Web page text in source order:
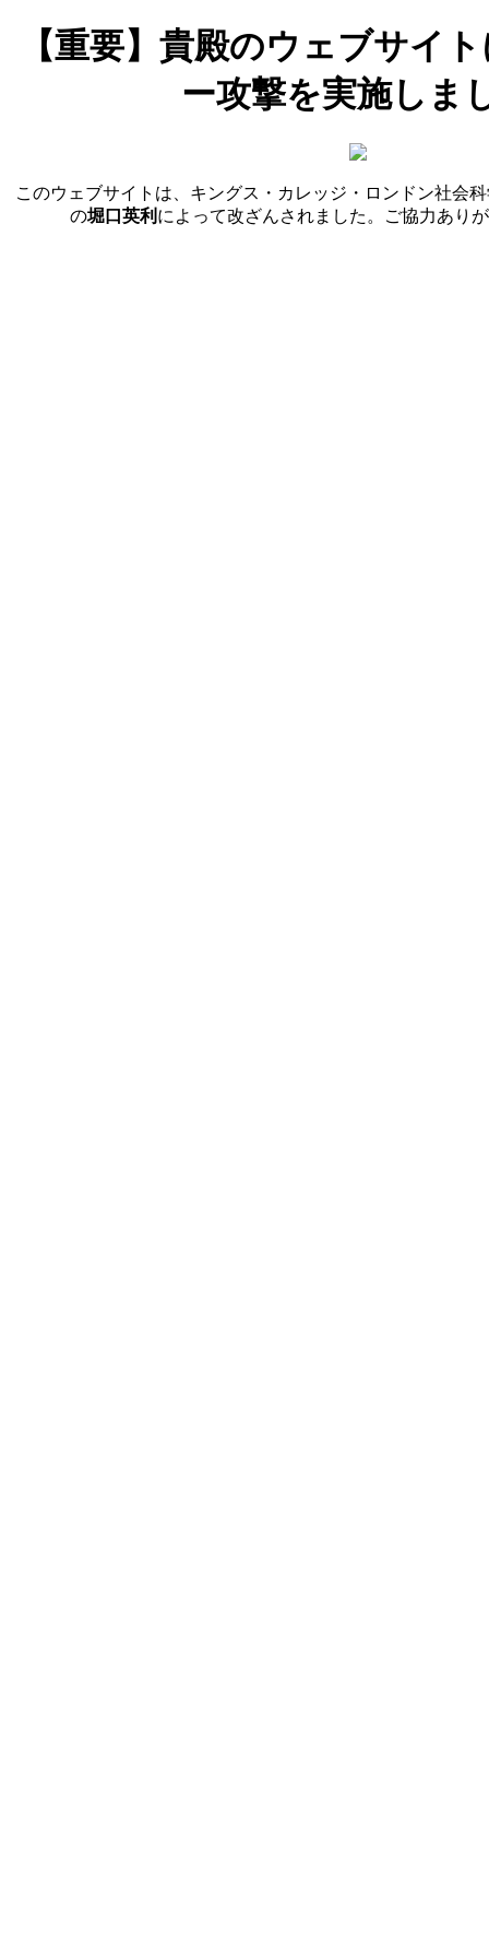
【重要】貴殿のウェブサイ
ー攻撃を実施しま
このウェブサイトは、キングス・カレッジ・ロンドン社会
の堀口英利 によって改ざんされました。ご協力あり